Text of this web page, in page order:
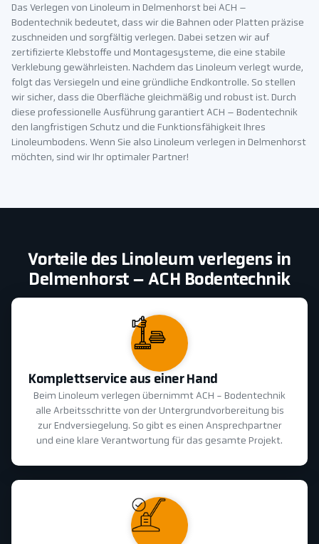
Das Verlegen von Linoleum in Delmenhorst bei ACH –
Bodentechnik bedeutet, dass wir die Bahnen oder Platten präzise
zuschneiden und sorgfältig verlegen. Dabei setzen wir auf
zertifizierte Klebstoffe und Montagesysteme, die eine stabile
Verklebung gewährleisten. Nachdem das Linoleum verlegt wurde,
folgt das Versiegeln und eine gründliche Endkontrolle. So stellen
wir sicher, dass die Oberfläche gleichmäßig und robust ist. Durch
diese professionelle Ausführung garantiert ACH – Bodentechnik
den langfristigen Schutz und die Funktionsfähigkeit Ihres
Linoleumbodens. Wenn Sie also Linoleum verlegen in Delmenhorst
möchten, sind wir Ihr optimaler Partner!
Vorteile des Linoleum verlegens in
Delmenhorst – ACH Bodentechnik
Komplettservice aus einer Hand
Beim Linoleum verlegen übernimmt ACH - Bodentechnik
alle Arbeitsschritte von der Untergrundvorbereitung bis
zur Endversiegelung. So gibt es einen Ansprechpartner
und eine klare Verantwortung für das gesamte Projekt.